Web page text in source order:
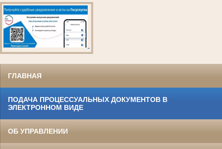
ГЛАВНАЯ
ПОДАЧА ПРОЦЕССУАЛЬНЫХ ДОКУМЕНТОВ В
ЭЛЕКТРОННОМ ВИДЕ
ОБ УПРАВЛЕНИИ